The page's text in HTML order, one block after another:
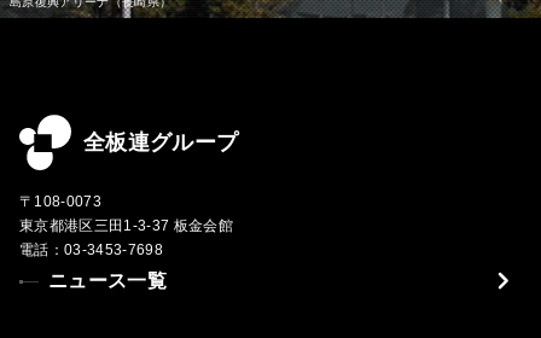
全板連グループ
〒108-0073
東京都港区三田1-3-37 板金会館
電話：03-3453-7698
ニュース一覧